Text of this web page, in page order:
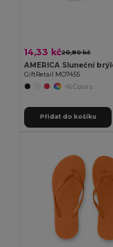
14,33 kč20,80 kč
GiftRetail MO7455
+6 Colors
Přidat do košíku